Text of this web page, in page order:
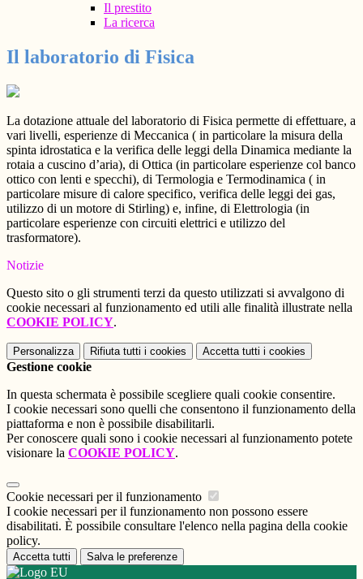
Il prestito
La ricerca
Il laboratorio di Fisica
La dotazione attuale del laboratorio di Fisica permette di effettuare, a
vari livelli, esperienze di Meccanica ( in particolare la misura della
spinta idrostatica e la verifica delle leggi della Dinamica mediante la
rotaia a cuscino d’aria), di Ottica (in particolare esperienze col banco
ottico con lenti e specchi), di Termologia e Termodinamica ( in
particolare misure di calore specifico, verifica delle leggi dei gas,
utilizzo di un motore di Stirling) e, infine, di Elettrologia (in
particolare esperienze con circuiti elettrici e utilizzo del
trasformatore).
Notizie
Questo sito o gli strumenti terzi da questo utilizzati si avvalgono di
cookie necessari al funzionamento ed utili alle finalità illustrate nella
COOKIE POLICY.
Personalizza Rifiuta tutti i cookies Accetta tutti i cookies
Gestione cookie
In questa schermata è possibile scegliere quali cookie consentire.
I cookie necessari sono quelli che consentono il funzionamento della
piattaforma e non è possibile disabilitarli.
Per conoscere quali sono i cookie necessari al funzionamento potete
visionare la COOKIE POLICY.
Cookie necessari per il funzionamento
I cookie necessari per il funzionamento non possono essere
disabilitati. È possibile consultare l'elenco nella pagina della cookie
policy.
Accetta tutti Salva le preferenze